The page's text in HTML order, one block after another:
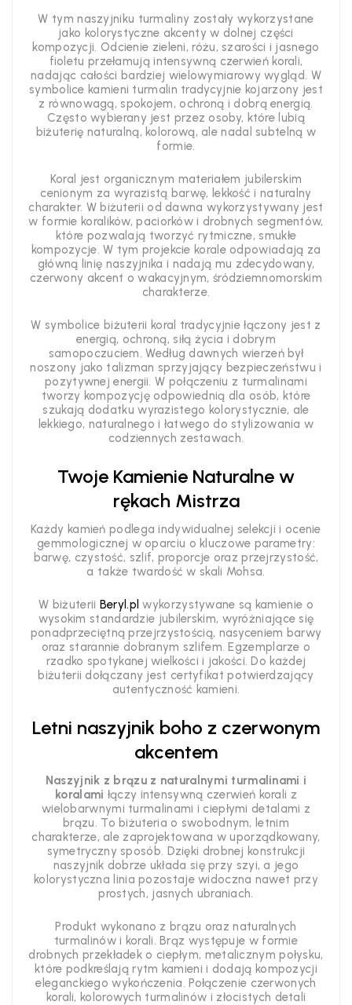
W tym naszyjniku turmaliny zostały wykorzystane
jako kolorystyczne akcenty w dolnej części
kompozycji. Odcienie zieleni, różu, szarości i jasnego
fioletu przełamują intensywną czerwień korali,
nadając całości bardziej wielowymiarowy wygląd. W
symbolice kamieni turmalin tradycyjnie kojarzony jest
z równowagą, spokojem, ochroną i dobrą energią.
Często wybierany jest przez osoby, które lubią
biżuterię naturalną, kolorową, ale nadal subtelną w
formie.
Koral jest organicznym materiałem jubilerskim
cenionym za wyrazistą barwę, lekkość i naturalny
charakter. W biżuterii od dawna wykorzystywany jest
w formie koralików, paciorków i drobnych segmentów,
które pozwalają tworzyć rytmiczne, smukłe
kompozycje. W tym projekcie korale odpowiadają za
główną linię naszyjnika i nadają mu zdecydowany,
czerwony akcent o wakacyjnym, śródziemnomorskim
charakterze.
W symbolice biżuterii koral tradycyjnie łączony jest z
energią, ochroną, siłą życia i dobrym
samopoczuciem. Według dawnych wierzeń był
noszony jako talizman sprzyjający bezpieczeństwu i
pozytywnej energii. W połączeniu z turmalinami
tworzy kompozycję odpowiednią dla osób, które
szukają dodatku wyrazistego kolorystycznie, ale
lekkiego, naturalnego i łatwego do stylizowania w
codziennych zestawach.
Twoje Kamienie Naturalne w
rękach Mistrza
Każdy kamień podlega indywidualnej selekcji i ocenie
gemmologicznej w oparciu o kluczowe parametry:
barwę, czystość, szlif, proporcje oraz przejrzystość,
a także twardość w skali Mohsa.
W biżuterii Beryl.pl wykorzystywane są kamienie o
wysokim standardzie jubilerskim, wyróżniające się
ponadprzeciętną przejrzystością, nasyceniem barwy
oraz starannie dobranym szlifem. Egzemplarze o
rzadko spotykanej wielkości i jakości. Do każdej
biżuterii dołączany jest certyfikat potwierdzający
autentyczność kamieni.
Letni naszyjnik boho z czerwonym
akcentem
Naszyjnik z brązu z naturalnymi turmalinami i
koralami łączy intensywną czerwień korali z
wielobarwnymi turmalinami i ciepłymi detalami z
brązu. To biżuteria o swobodnym, letnim
charakterze, ale zaprojektowana w uporządkowany,
symetryczny sposób. Dzięki drobnej konstrukcji
naszyjnik dobrze układa się przy szyi, a jego
kolorystyczna linia pozostaje widoczna nawet przy
prostych, jasnych ubraniach.
Produkt wykonano z brązu oraz naturalnych
turmalinów i korali. Brąz występuje w formie
drobnych przekładek o ciepłym, metalicznym połysku,
które podkreślają rytm kamieni i dodają kompozycji
eleganckiego wykończenia. Połączenie czerwonych
korali, kolorowych turmalinów i złocistych detali